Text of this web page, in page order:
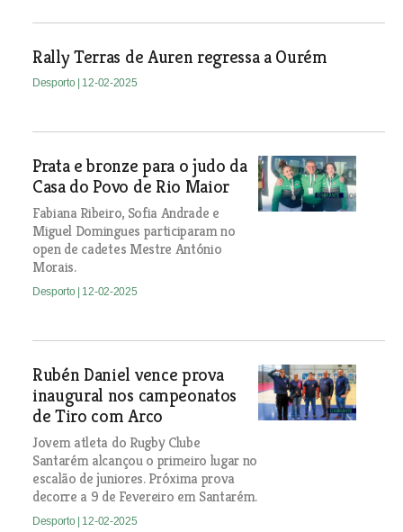
Rally Terras de Auren regressa a Ourém
Desporto | 12-02-2025
Prata e bronze para o judo da
Casa do Povo de Rio Maior
Fabiana Ribeiro, Sofia Andrade e
Miguel Domingues participaram no
open de cadetes Mestre António
Morais.
Desporto | 12-02-2025
Rubén Daniel vence prova
inaugural nos campeonatos
de Tiro com Arco
Jovem atleta do Rugby Clube
Santarém alcançou o primeiro lugar no
escalão de juniores. Próxima prova
decorre a 9 de Fevereiro em Santarém.
Desporto | 12-02-2025